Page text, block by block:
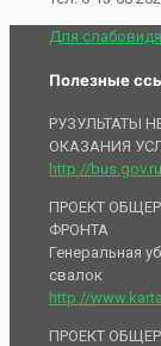
Для
Полезные
РУЗУЛЬТАТЫ
ОКАЗАНИЯ
http://
ПРОЕКТ
ФРОНТА
Генеральная
свалок
http://
ПРОЕКТ